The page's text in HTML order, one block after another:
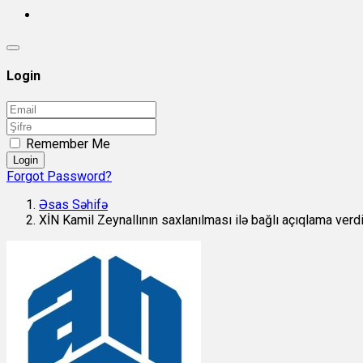
Login
Remember Me
Login
Forgot Password?
Əsas Səhifə
XİN Kamil Zeynallının saxlanılması ilə bağlı açıqlama verdi